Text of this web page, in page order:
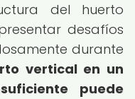
del huerto
desafíos
durante
vertical en un
puede